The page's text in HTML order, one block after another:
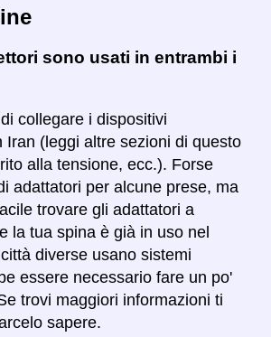
sono usati in entrambi i
collegare i dispositivi
Iran (leggi altre sezioni di questo
alla tensione, ecc.). Forse
adattatori per alcune prese, ma
trovare gli adattatori a
la tua spina è già in uso nel
diverse usano sistemi
essere necessario fare un po'
trovi maggiori informazioni ti
sapere.